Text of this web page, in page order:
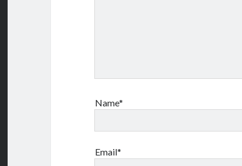
Name*
Email*